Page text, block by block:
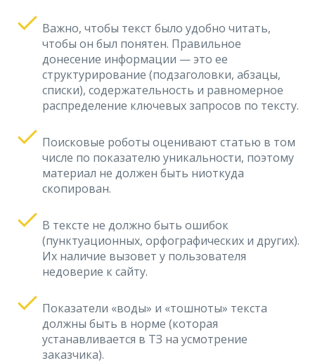
Важно, чтобы текст было удобно читать,
чтобы он был понятен. Правильное
донесение информации — это ее
структурирование (подзаголовки, абзацы,
списки), содержательность и равномерное
распределение ключевых запросов по тексту.
Поисковые роботы оценивают статью в том
числе по показателю уникальности, поэтому
материал не должен быть ниоткуда
скопирован.
В тексте не должно быть ошибок
(пунктуационных, орфографических и других).
Их наличие вызовет у пользователя
недоверие к сайту.
Показатели «воды» и «тошноты» текста
должны быть в норме (которая
устанавливается в ТЗ на усмотрение
заказчика).